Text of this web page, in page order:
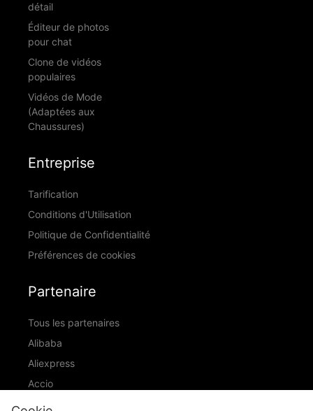
détail
Éditeur de photos
pour chat
Clone de vidéos
populaires
Vidéos de Mode
(Adaptées aux
Chaussures)
Entreprise
Tarification
Conditions d'Utilisation
Politique de Confidentialité
Préférences de cookies
Partenaire
Tous les partenaires
Alibaba
Aliexpress
Accio
ID Ranking